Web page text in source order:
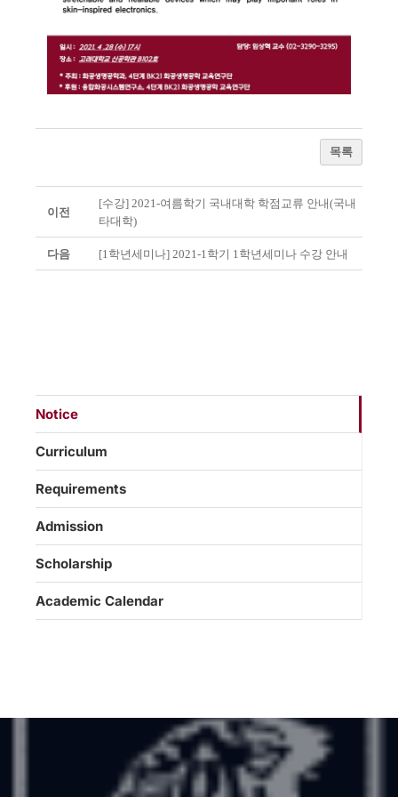
목록
이전
[수강] 2021-여름학기 국내대학 학점교류 안내(국내
타대학)
다음 [1학년세미나] 2021-1학기 1학년세미나 수강 안내
Notice
Curriculum
Requirements
Admission
Scholarship
Academic Calendar